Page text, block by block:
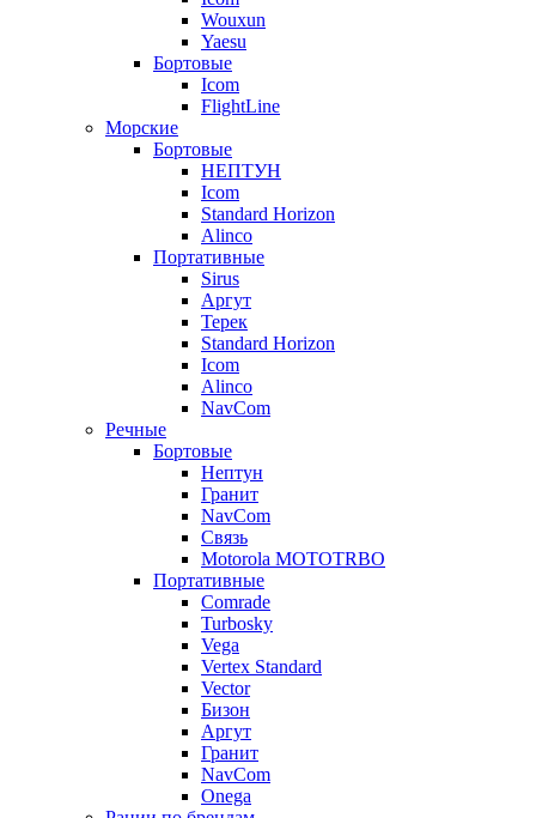
Wouxun
Yaesu
Бортовые
Icom
FlightLine
Морские
Бортовые
НЕПТУН
Icom
Standard Horizon
Alinco
Портативные
Sirus
Аргут
Терек
Standard Horizon
Icom
Alinco
NavCom
Речные
Бортовые
Нептун
Гранит
NavCom
Связь
Motorola MOTOTRBO
Портативные
Comrade
Turbosky
Vega
Vertex Standard
Vector
Бизон
Аргут
Гранит
NavCom
Onega